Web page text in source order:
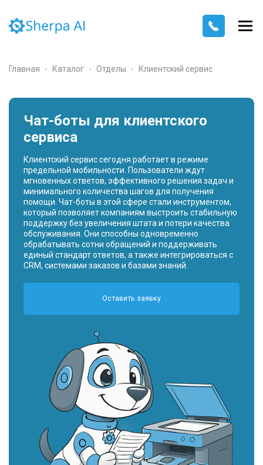
Главная Каталог Отделы Клиентский сервис
Чат-боты для клиентского
сервиса
Клиентский сервис сегодня работает в режиме
предельной мобильности. Пользователи ждут
мгновенных ответов, эффективного решения задач и
минимального количества шагов для получения
помощи. Чат-боты в этой сфере стали инструментом,
который позволяет компаниям выстроить стабильную
поддержку без увеличения штата и потери качества
обслуживания. Они способны одновременно
обрабатывать сотни обращений и поддерживать
единый стандарт ответов, а также интегрироваться с
CRM, системами заказов и базами знаний.
Оставить заявку